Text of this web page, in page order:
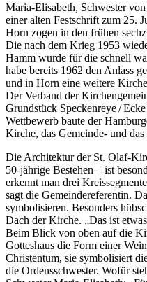
Maria-Elisabeth, Schwester
einer alten Festschrift zum 25.
Horn zogen in den frühen
Die nach dem Krieg 1953
Hamm wurde für die schnell
habe bereits 1962 den Anlass
und in Horn eine weitere
Der Verband der
Grundstück Speckenreye /
Wettbewerb baute der
Kirche, das Gemeinde- und das
Die Architektur der St. Olaf-
50-jährige Bestehen – ist
erkennt man drei
sagt die Gemeindereferentin.
symbolisieren. Besonders
Dach der Kirche. „Das ist
Beim Blick von oben auf die
Gotteshaus die Form einer
Christentum, sie symbolisiert
die Ordensschwester. Wofür